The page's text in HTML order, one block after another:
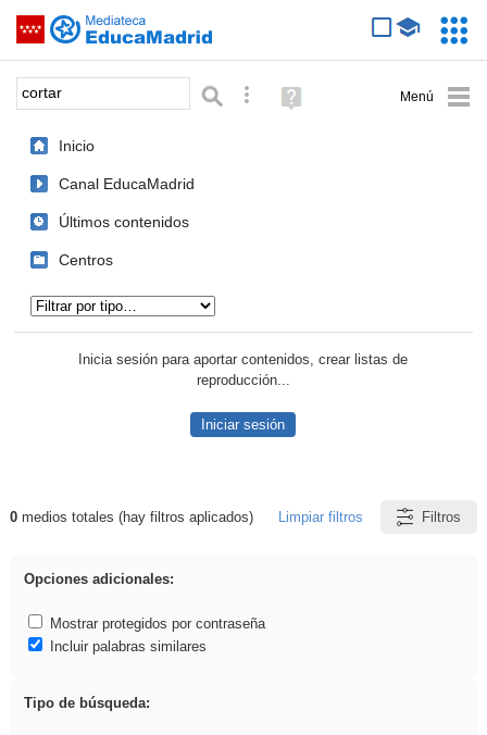
Saltar navegación
Palabra o frase: Búsqueda avanzada
Ayuda
(en
Inicio
Canal EducaMadrid
Últimos contenidos
Centros
Inicia sesión para aportar contenidos, crear listas de
reproducción...
Iniciar sesión
Resultados de: cortar
0medios totales (hay filtros aplicados) Limpiar filtros Filtros
Opciones adicionales:
Mostrar protegidos por contraseña
Incluir palabras similares
Tipo de búsqueda: